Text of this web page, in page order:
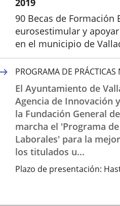
2019
90 Becas de Formación
eurosestimular y
en el municipio de
PROGRAMA DE
El Ayuntamiento de
Agencia de Innovación
la Fundación General
marcha el 'Programa
Laborales' para la
los titulados u...
Plazo de presentación: